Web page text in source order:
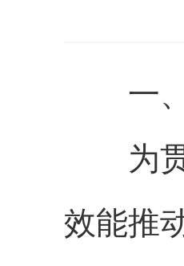
一、
为贯
效能推